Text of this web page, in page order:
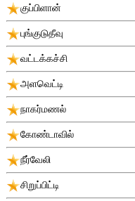
குப்பிளான்
புங்குடுதீவு
வட்டக்கச்சி
அளவெட்டி
நாகர்மணல்
கோண்டாவில்
நீர்வேலி
சிறுப்பிட்டி